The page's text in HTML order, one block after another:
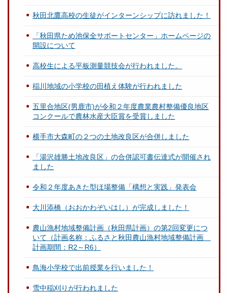
秋田北鷹高校の生徒がインターンシップに訪れました！
「秋田県ため池保全サポートセンター」ホームページの
開設について
高校生による平板測量競技会が行われました。
稲川地域の小学校の田植え体験が行われました
五里合地区(男鹿市)が令和２年度農業農村整備優良地区
コンクールで農林水産大臣賞を受賞しました
横手市大森町の２つの土地改良区が合併しました
「湯沢雄勝土地改良区」の合併認可書伝達式が開催され
ました
令和２年度あきた型ほ場整備「構想と実践」発表会
大川添橋（おおかわぞいはし）が完成しました！
農山漁村地域整備計画（秋田県計画）の第2回変更につ
いて（計画名称：ふるさと秋田農山漁村地域整備計画
計画期間：R2～R6）
鳥海小学校で出前授業を行いました！
雪中稲刈りが行われました